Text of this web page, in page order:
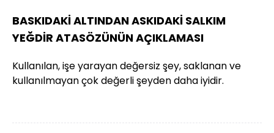
BASKIDAKİ ALTINDAN ASKIDAKİ SALKIM
YEĞDİR ATASÖZÜNÜN AÇIKLAMASI
Kullanılan, işe yarayan değersiz şey, saklanan ve
kullanılmayan çok değerli şeyden daha iyidir.